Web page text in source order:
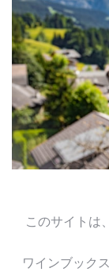
このサイトは
ワインブック